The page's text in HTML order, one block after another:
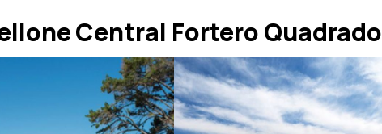
Central Fortero Quadrado